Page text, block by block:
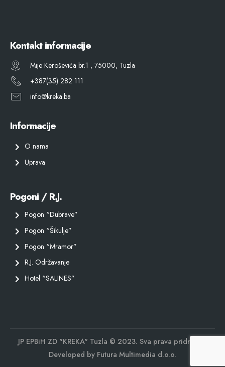
Kontakt informacije
Mije Keroševića br.1 , 75000, Tuzla
+387(35) 282 111
info@kreka.ba
Informacije
O nama
Uprava
Pogoni / R.J.
Pogon “Dubrave”
Pogon “Šikulje”
Pogon “Mramor”
R.J. Održavanje
Hotel “SALINES”
JP EPBiH ZD "KREKA" Tuzla © 2023. Sva prava pridržana.
Developed by Futura Multimedia d.o.o.